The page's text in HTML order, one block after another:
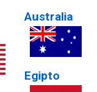
Australia
Egipto